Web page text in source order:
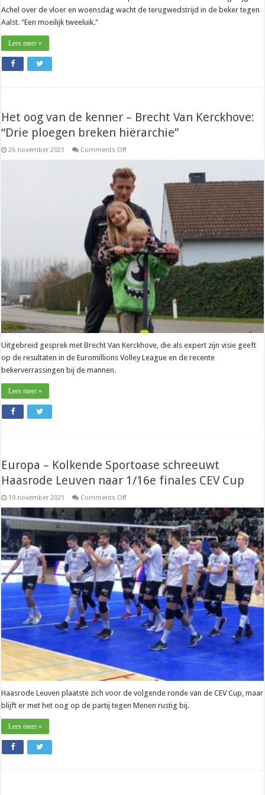
Achel over de vloer en woensdag wacht de terugwedstrijd in de beker tegen
Aalst. "Een moeilijk tweeluik."
Lees meer »
Het oog van de kenner – Brecht Van Kerckhove:
“Drie ploegen breken hiërarchie”
26 november 2021 Comments Offon
van
de
kenner
–
Brecht
Van
Kerckhove:
“Drie
ploegen
breken
hiërarchie”
Uitgebreid gesprek met Brecht Van Kerckhove, die als expert zijn visie geeft
op de resultaten in de Euromillions Volley League en de recente
bekerverrassingen bij de mannen.
Lees meer »
Europa – Kolkende Sportoase schreeuwt
Haasrode Leuven naar 1/16e finales CEV Cup
19 november 2021 Comments Offon
Kolkende
Sportoase
schreeuwt
Haasrode
Leuven
naar
1/16e
finales
CEV
Cup
Haasrode Leuven plaatste zich voor de volgende ronde van de CEV Cup, maar
blijft er met het oog op de partij tegen Menen rustig bij.
Lees meer »